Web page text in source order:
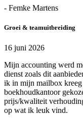
- Femke Martens
Groei & teamuitbreiding
16 juni 2026
Mijn accounting werd
dienst zoals dit
ik in mijn mailbox
boekhoudkantoor
prijs/kwaliteit
op wat ik leuk vind.